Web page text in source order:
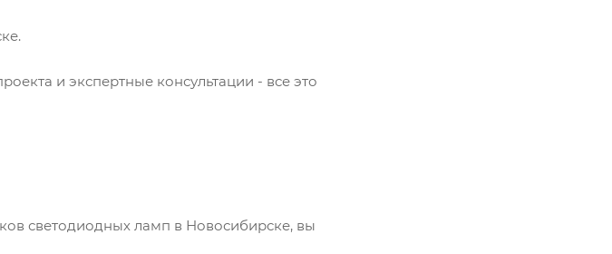
и экспертные консультации - все это
светодиодных ламп в Новосибирске, вы